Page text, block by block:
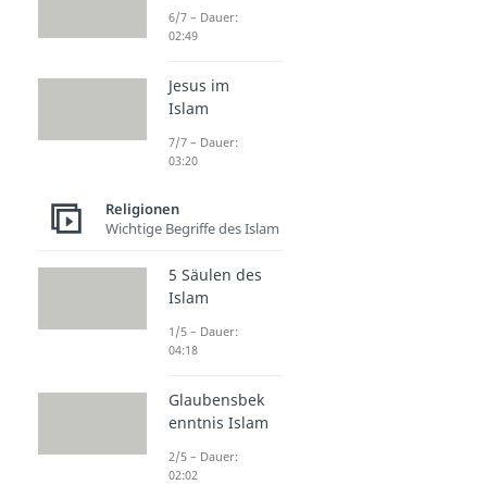
6/7 – Dauer:
02:49
Jesus im
Islam
7/7 – Dauer:
03:20
Religionen
Wichtige Begriffe des Islam
5 Säulen des
Islam
1/5 – Dauer:
04:18
Glaubensbek
enntnis Islam
2/5 – Dauer:
02:02